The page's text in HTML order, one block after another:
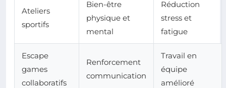
Ateliers
sportifs
Bien-être
physique et
mental
Réduction
stress et
fatigue
Escape
games
collaboratifs
Renforcement
communication
Travail en
équipe
amélioré